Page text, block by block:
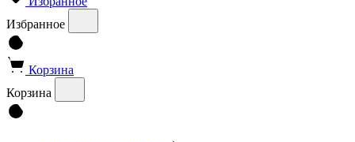
Избранное
Корзина
Корзина